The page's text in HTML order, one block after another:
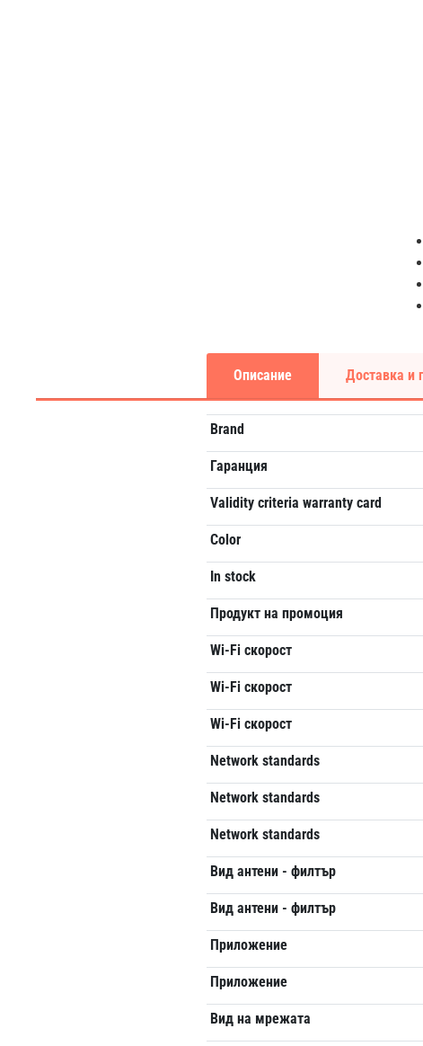
Описание Доставка и
Brand
Гаранция
Validity criteria warranty card
Color
In stock
Продукт на промоция
Wi-Fi скорост
Wi-Fi скорост
Wi-Fi скорост
Network standards
Network standards
Network standards
Вид антени - филтър
Вид антени - филтър
Приложение
Приложение
Вид на мрежата